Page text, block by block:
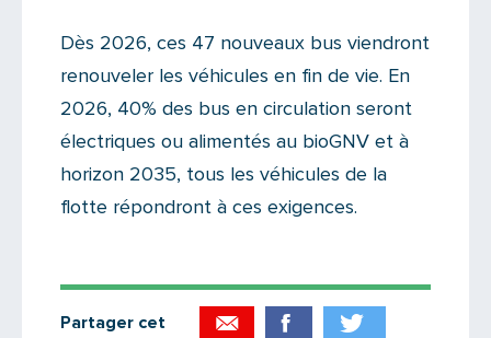
Dès 2026, ces 47 nouveaux bus viendront
renouveler les véhicules en fin de vie. En
2026, 40% des bus en circulation seront
électriques ou alimentés au bioGNV et à
horizon 2035, tous les véhicules de la
flotte répondront à ces exigences.
Partager cet